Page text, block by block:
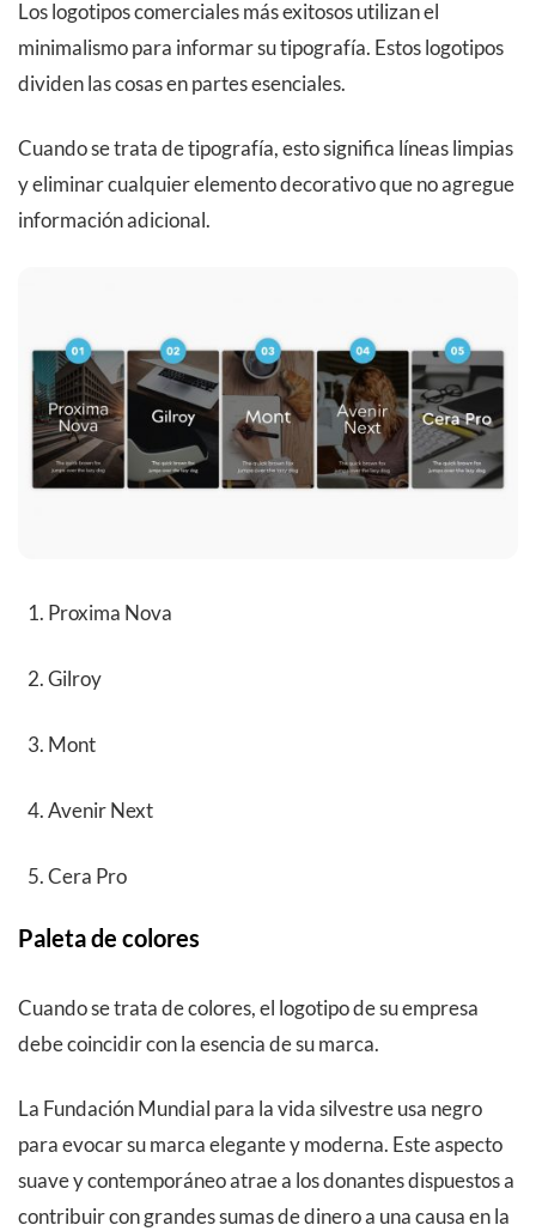
Los logotipos comerciales más exitosos utilizan el
minimalismo para informar su tipografía. Estos logotipos
dividen las cosas en partes esenciales.
Cuando se trata de tipografía, esto significa líneas limpias
y eliminar cualquier elemento decorativo que no agregue
información adicional.
Proxima Nova
Gilroy
Mont
Avenir Next
Cera Pro
Paleta de colores
Cuando se trata de colores, el logotipo de su empresa
debe coincidir con la esencia de su marca.
La Fundación Mundial para la vida silvestre usa negro
para evocar su marca elegante y moderna. Este aspecto
suave y contemporáneo atrae a los donantes dispuestos a
contribuir con grandes sumas de dinero a una causa en la